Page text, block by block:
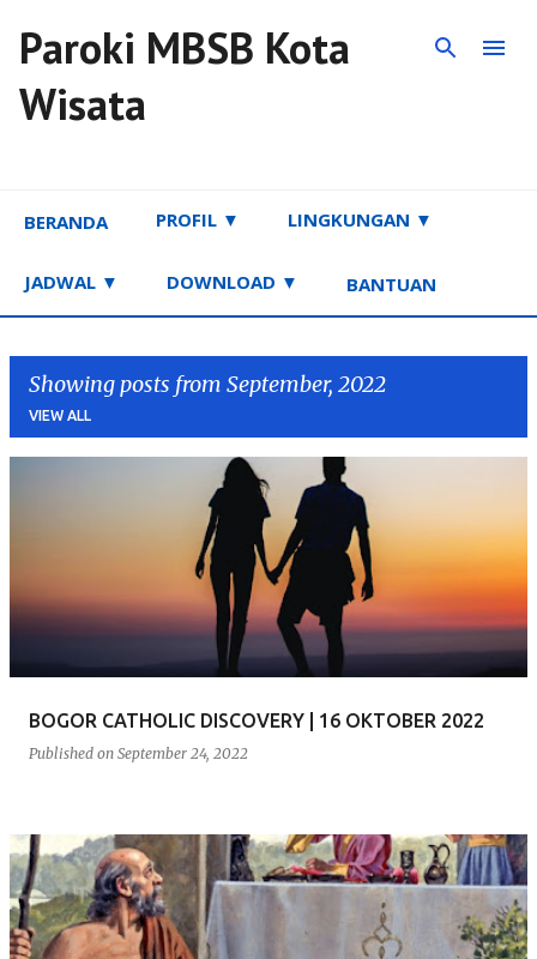
Skip to main content
Paroki MBSB Kota
Wisata
BERANDA PROFIL ▼ LINGKUNGAN ▼
JADWAL ▼ DOWNLOAD ▼ BANTUAN
Showing posts from September, 2022
VIEW ALL
t
s
BOGOR CATHOLIC DISCOVERY | 16 OKTOBER 2022
Published on September 24, 2022